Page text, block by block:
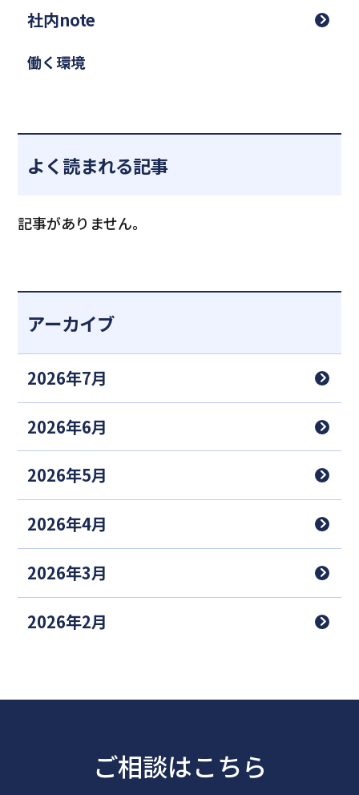
社内note
働く環境
よく読まれる記事
記事がありません。
アーカイブ
2026年7月
2026年6月
2026年5月
2026年4月
2026年3月
2026年2月
ご相談はこちら